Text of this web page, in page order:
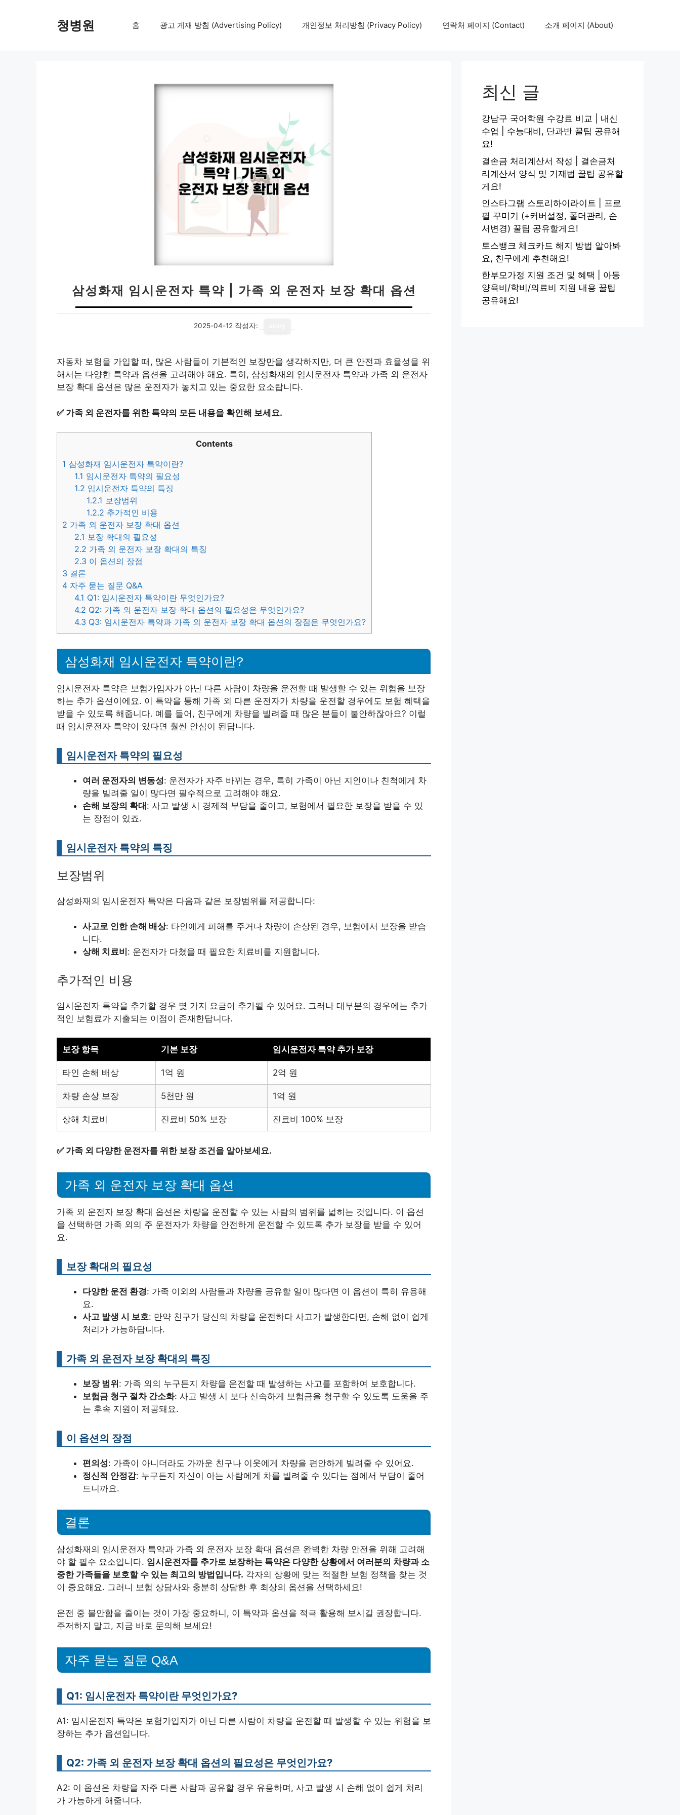
청병원 홈 광고 게재 방침 (Advertising Policy) 개인정보 처리방침 (Privacy Policy) 연락처 페이지 (Contact) 소개 페이지 (About)
삼성화재 임시운전자 특약 | 가족 외 운전자 보장 확대 옵션
2025-04-12 작성자:
자동차 보험을 가입할 때, 많은 사람들이 기본적인 보장만을 생각하지만, 더 큰 안전과 효율성을 위
해서는 다양한 특약과 옵션을 고려해야 해요. 특히, 삼성화재의 임시운전자 특약과 가족 외 운전자
보장 확대 옵션은 많은 운전자가 놓치고 있는 중요한 요소랍니다.
✅ 가족 외 운전자를 위한 특약의 모든 내용을 확인해 보세요.
Contents
1 삼성화재 임시운전자 특약이란?
1.1 임시운전자 특약의 필요성
1.2 임시운전자 특약의 특징
1.2.1 보장범위
1.2.2 추가적인 비용
2 가족 외 운전자 보장 확대 옵션
2.1 보장 확대의 필요성
2.2 가족 외 운전자 보장 확대의 특징
2.3 이 옵션의 장점
3 결론
4 자주 묻는 질문 Q&A
4.1 Q1: 임시운전자 특약이란 무엇인가요?
4.2 Q2: 가족 외 운전자 보장 확대 옵션의 필요성은 무엇인가요?
4.3 Q3: 임시운전자 특약과 가족 외 운전자 보장 확대 옵션의 장점은 무엇인가요?
삼성화재 임시운전자 특약이란?
임시운전자 특약은 보험가입자가 아닌 다른 사람이 차량을 운전할 때 발생할 수 있는 위험을 보장
하는 추가 옵션이에요. 이 특약을 통해 가족 외 다른 운전자가 차량을 운전할 경우에도 보험 혜택을
받을 수 있도록 해줍니다. 예를 들어, 친구에게 차량을 빌려줄 때 많은 분들이 불안하잖아요? 이럴
때 임시운전자 특약이 있다면 훨씬 안심이 된답니다.
임시운전자 특약의 필요성
여러 운전자의 변동성: 운전자가 자주 바뀌는 경우, 특히 가족이 아닌 지인이나 친척에게 차
량을 빌려줄 일이 많다면 필수적으로 고려해야 해요.
손해 보장의 확대: 사고 발생 시 경제적 부담을 줄이고, 보험에서 필요한 보장을 받을 수 있
는 장점이 있죠.
임시운전자 특약의 특징
보장범위
삼성화재의 임시운전자 특약은 다음과 같은 보장범위를 제공합니다:
사고로 인한 손해 배상: 타인에게 피해를 주거나 차량이 손상된 경우, 보험에서 보장을 받습
니다.
상해 치료비 : 운전자가 다쳤을 때 필요한 치료비를 지원합니다.
추가적인 비용
임시운전자 특약을 추가할 경우 몇 가지 요금이 추가될 수 있어요. 그러나 대부분의 경우에는 추가
적인 보험료가 지출되는 이점이 존재한답니다.
보장 항목 기본 보장 임시운전자 특약 추가 보장
타인 손해 배상 1억 원 2억 원
차량 손상 보장 5천만 원 1억 원
상해 치료비 진료비 50% 보장 진료비 100% 보장
✅ 가족 외 다양한 운전자를 위한 보장 조건을 알아보세요.
가족 외 운전자 보장 확대 옵션
가족 외 운전자 보장 확대 옵션은 차량을 운전할 수 있는 사람의 범위를 넓히는 것입니다. 이 옵션
을 선택하면 가족 외의 주 운전자가 차량을 안전하게 운전할 수 있도록 추가 보장을 받을 수 있어
요.
보장 확대의 필요성
다양한 운전 환경: 가족 이외의 사람들과 차량을 공유할 일이 많다면 이 옵션이 특히 유용해
요.
사고 발생 시 보호: 만약 친구가 당신의 차량을 운전하다 사고가 발생한다면, 손해 없이 쉽게
처리가 가능하답니다.
가족 외 운전자 보장 확대의 특징
보장 범위: 가족 외의 누구든지 차량을 운전할 때 발생하는 사고를 포함하여 보호합니다.
보험금 청구 절차 간소화: 사고 발생 시 보다 신속하게 보험금을 청구할 수 있도록 도움을 주
는 후속 지원이 제공돼요.
이 옵션의 장점
편의성: 가족이 아니더라도 가까운 친구나 이웃에게 차량을 편안하게 빌려줄 수 있어요.
정신적 안정감: 누구든지 자신이 아는 사람에게 차를 빌려줄 수 있다는 점에서 부담이 줄어
드니까요.
결론
삼성화재의 임시운전자 특약과 가족 외 운전자 보장 확대 옵션은 완벽한 차량 안전을 위해 고려해
야 할 필수 요소입니다. 임시운전자를 추가로 보장하는 특약은 다양한 상황에서 여러분의 차량과 소
중한 가족들을 보호할 수 있는 최고의 방법입니다. 각자의 상황에 맞는 적절한 보험 정책을 찾는 것
이 중요해요. 그러니 보험 상담사와 충분히 상담한 후 최상의 옵션을 선택하세요!
운전 중 불안함을 줄이는 것이 가장 중요하니, 이 특약과 옵션을 적극 활용해 보시길 권장합니다.
주저하지 말고, 지금 바로 문의해 보세요!
자주 묻는 질문 Q&A
Q1: 임시운전자 특약이란 무엇인가요?
A1: 임시운전자 특약은 보험가입자가 아닌 다른 사람이 차량을 운전할 때 발생할 수 있는 위험을 보
장하는 추가 옵션입니다.
Q2: 가족 외 운전자 보장 확대 옵션의 필요성은 무엇인가요?
A2: 이 옵션은 차량을 자주 다른 사람과 공유할 경우 유용하며, 사고 발생 시 손해 없이 쉽게 처리
가 가능하게 해줍니다.
최신 글
강남구 국어학원 수강료 비교 | 내신
수업 | 수능대비, 단과반 꿀팁 공유해
요!
결손금 처리계산서 작성 | 결손금처
리계산서 양식 및 기재법 꿀팁 공유할
게요!
인스타그램 스토리하이라이트 | 프로
필 꾸미기 (+커버설정, 폴더관리, 순
서변경) 꿀팁 공유할게요!
토스뱅크 체크카드 해지 방법 알아봐
요, 친구에게 추천해요!
한부모가정 지원 조건 및 혜택 | 아동
양육비/학비/의료비 지원 내용 꿀팁
공유해요!